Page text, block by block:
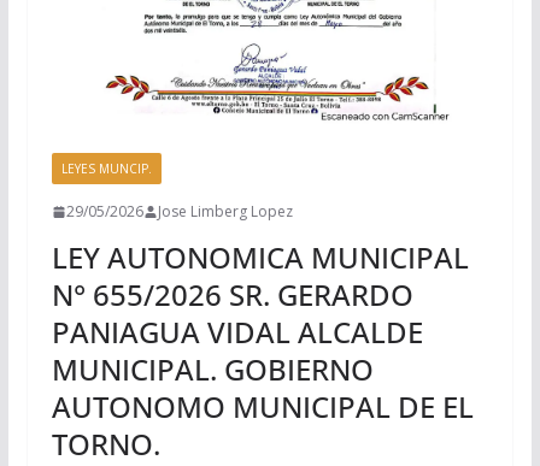
LEYES MUNCIP.
29/05/2026 Jose Limberg Lopez
LEY AUTONOMICA MUNICIPAL
N° 655/2026 SR. GERARDO
PANIAGUA VIDAL ALCALDE
MUNICIPAL. GOBIERNO
AUTONOMO MUNICIPAL DE EL
TORNO.